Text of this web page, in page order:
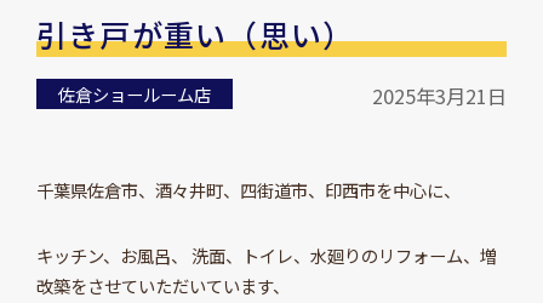
引き戸が重い（思い）
佐倉ショールーム店 2025年3月21日
千葉県佐倉市、酒々井町、四街道市、印西市を中心に、
キッチン、お風呂、 洗面、トイレ、水廻りのリフォーム、増
改築をさせていただいています、